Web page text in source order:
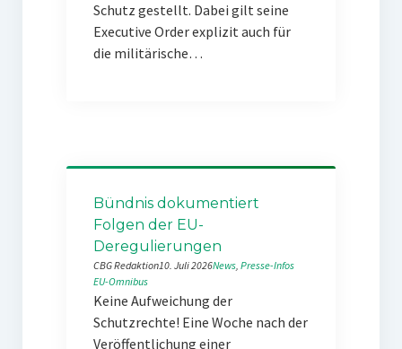
Schutz gestellt. Dabei gilt seine
Executive Order explizit auch für
die militärische…
Bündnis dokumentiert
Folgen der EU-
Deregulierungen
CBG Redaktion10. Juli 2026News, Presse-Infos
EU-Omnibus
Keine Aufweichung der
Schutzrechte! Eine Woche nach der
Veröffentlichung einer